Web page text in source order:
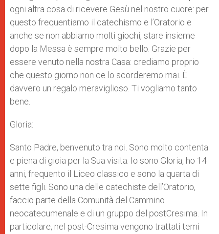
ogni altra cosa di ricevere Gesù nel nostro cuore: per
questo frequentiamo il catechismo e l’Oratorio e
anche se non abbiamo molti giochi, stare insieme
dopo la Messa è sempre molto bello. Grazie per
essere venuto nella nostra Casa: crediamo proprio
che questo giorno non ce lo scorderemo mai. È
davvero un regalo meraviglioso. Ti vogliamo tanto
bene.
Gloria:
Santo Padre, benvenuto tra noi. Sono molto contenta
e piena di gioia per la Sua visita. Io sono Gloria, ho 14
anni, frequento il Liceo classico e sono la quarta di
sette figli. Sono una delle catechiste dell’Oratorio,
faccio parte della Comunità del Cammino
neocatecumenale e di un gruppo del postCresima. In
particolare, nel post-Cresima vengono trattati temi